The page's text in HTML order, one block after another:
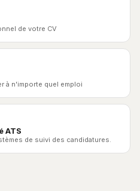
de votre CV
à n'importe quel emploi
ATS
de suivi des candidatures.